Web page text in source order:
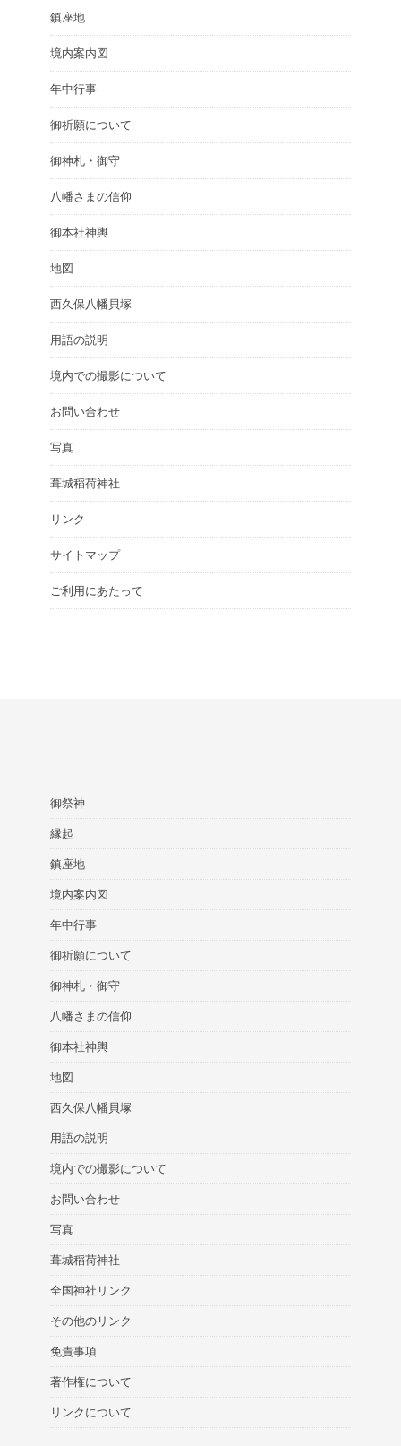
鎮座地
境内案内図
年中行事
御祈願について
御神札・御守
八幡さまの信仰
御本社神輿
地図
西久保八幡貝塚
用語の説明
境内での撮影について
お問い合わせ
写真
葺城稻荷神社
リンク
サイトマップ
ご利用にあたって
御祭神
縁起
鎮座地
境内案内図
年中行事
御祈願について
御神札・御守
八幡さまの信仰
御本社神輿
地図
西久保八幡貝塚
用語の説明
境内での撮影について
お問い合わせ
写真
葺城稻荷神社
全国神社リンク
その他のリンク
免責事項
著作権について
リンクについて